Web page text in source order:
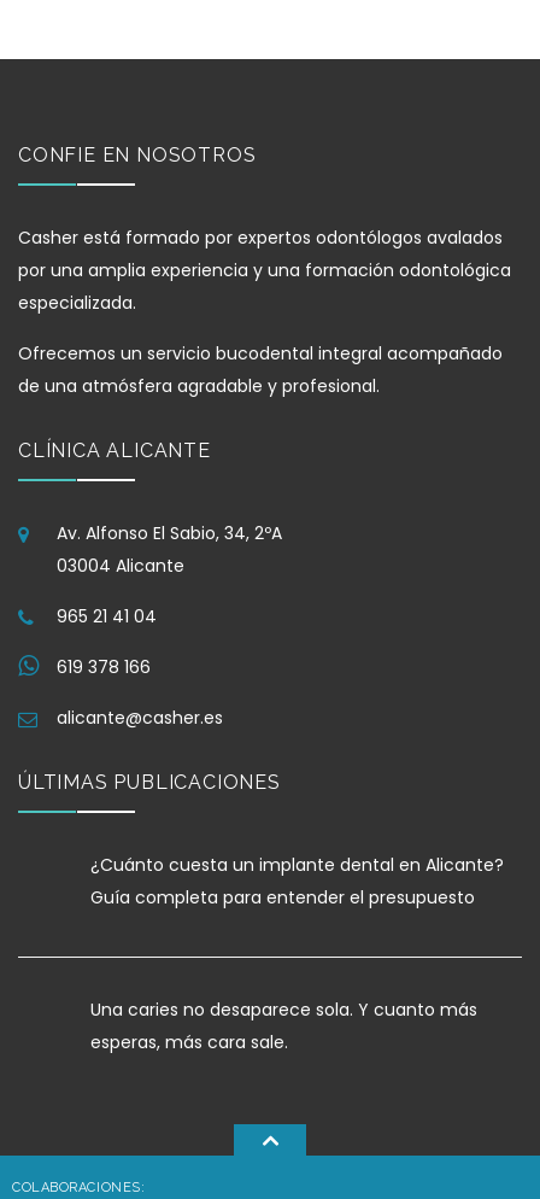
CONFIE EN NOSOTROS
Casher está formado por expertos odontólogos avalados
por una amplia experiencia y una formación odontológica
especializada.
Ofrecemos un servicio bucodental integral acompañado
de una atmósfera agradable y profesional.
CLÍNICA ALICANTE
Av. Alfonso El Sabio, 34, 2ºA
03004 Alicante
965 21 41 04
619 378 166
alicante@casher.es
ÚLTIMAS PUBLICACIONES
¿Cuánto cuesta un implante dental en Alicante?
Guía completa para entender el presupuesto
Una caries no desaparece sola. Y cuanto más
esperas, más cara sale.
COLABORACIONES: